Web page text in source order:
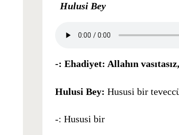
Hulusi Bey
-: Ehadiyet: Allahın
Hulusi Bey:Hususi bir
-: Hususi bir